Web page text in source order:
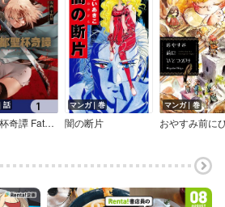
話
帝都聖杯奇譚 Fate／type Redline【分冊版】
マンガ｜巻
闇の断片
マンガ｜巻